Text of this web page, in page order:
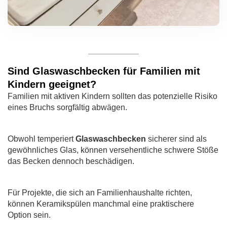
Sind Glaswaschbecken für Familien mit
Kindern geeignet?
Familien mit aktiven Kindern sollten das potenzielle Risiko
eines Bruchs sorgfältig abwägen.
Obwohl temperiertGlaswaschbecken sicherer sind als
gewöhnliches Glas, können versehentliche schwere Stöße
das Becken dennoch beschädigen.
Für Projekte, die sich an Familienhaushalte richten,
können Keramikspülen manchmal eine praktischere
Option sein.